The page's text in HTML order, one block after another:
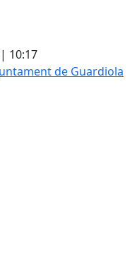
10:17
de Guardiola